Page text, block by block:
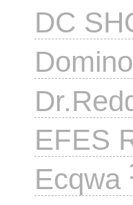
DC
EFES
Ecqwa